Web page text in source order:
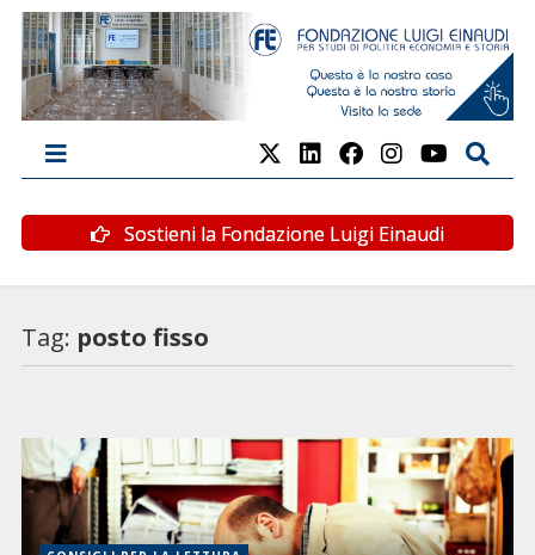
Sostieni la Fondazione Luigi Einaudi
Tag: posto fisso